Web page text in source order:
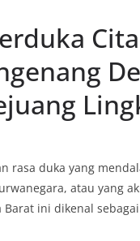
rasa duka yang
atau yang
ini dikenal